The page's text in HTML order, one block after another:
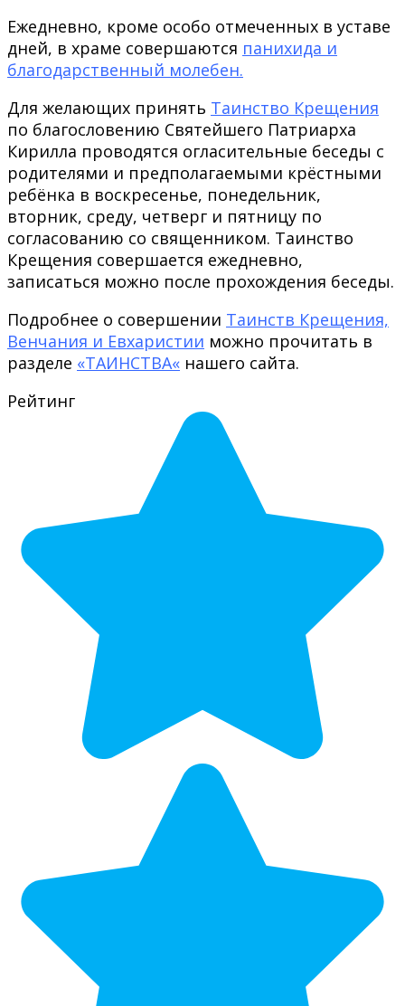
Ежедневно, кроме особо отмеченных в уставе
дней, в храме совершаются панихида и
благодарственный молебен.
Для желающих принять Таинство Крещения
по благословению Святейшего Патриарха
Кирилла проводятся огласительные беседы с
родителями и предполагаемыми крёстными
ребёнка в воскресенье, понедельник,
вторник, среду, четверг и пятницу по
согласованию со священником. Таинство
Крещения совершается ежедневно,
записаться можно после прохождения беседы.
Подробнее о совершении Таинств Крещения,
Венчания и Евхаристии можно прочитать в
разделе «ТАИНСТВА« нашего сайта.
Рейтинг